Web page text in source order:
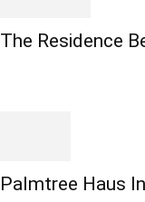
The Residence
Palmtree Haus